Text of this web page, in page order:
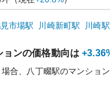
市場駅 川崎新町駅 川崎駅
ョンの価格動向は
合、 八丁畷駅のマンショ